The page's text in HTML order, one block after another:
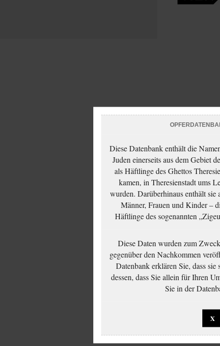
Diese Datenbank enthält die
Juden einerseits aus dem Gebiet
als Häftlinge des Ghettos
kamen, in Theresienstadt ums
wurden. Darüberhinaus enthält
Männer, Frauen und Kinder –
Häftlinge des sogenannten
Diese Daten wurden zum
gegenüber den Nachkommen
Datenbank erklären Sie, dass sie
dessen, dass Sie allein für Ihren
Sie in der
X